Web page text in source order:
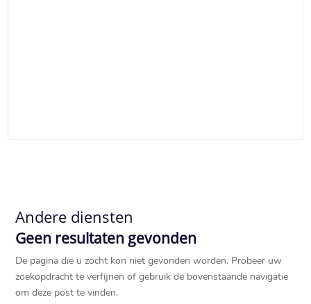
Andere diensten
Geen resultaten gevonden
De pagina die u zocht kon niet gevonden worden. Probeer uw
zoekopdracht te verfijnen of gebruik de bovenstaande navigatie
om deze post te vinden.